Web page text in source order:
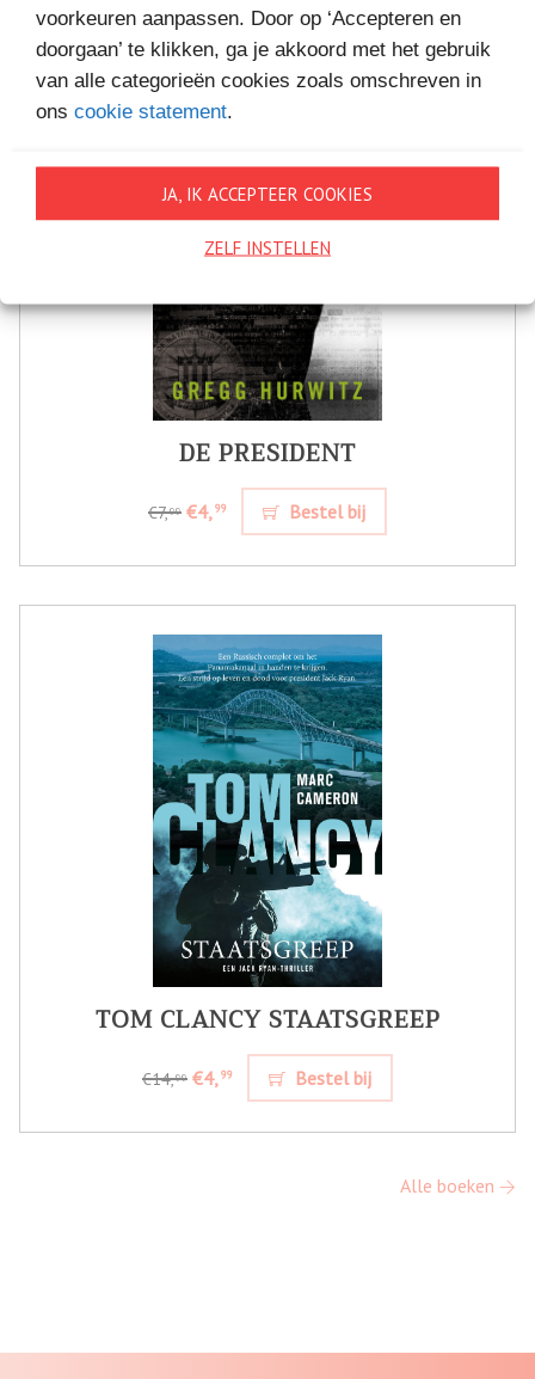
voorkeuren aanpassen. Door op ‘Accepteren en
doorgaan’ te klikken, ga je akkoord met het gebruik
van alle categorieën cookies zoals omschreven in
ons cookie statement.
JA, IK ACCEPTEER COOKIES
ZELF INSTELLEN
DE PRESIDENT
€7,99 €4,99 Bestel bij
TOM CLANCY STAATSGREEP
€14,99 €4,99 Bestel bij
Alle boeken